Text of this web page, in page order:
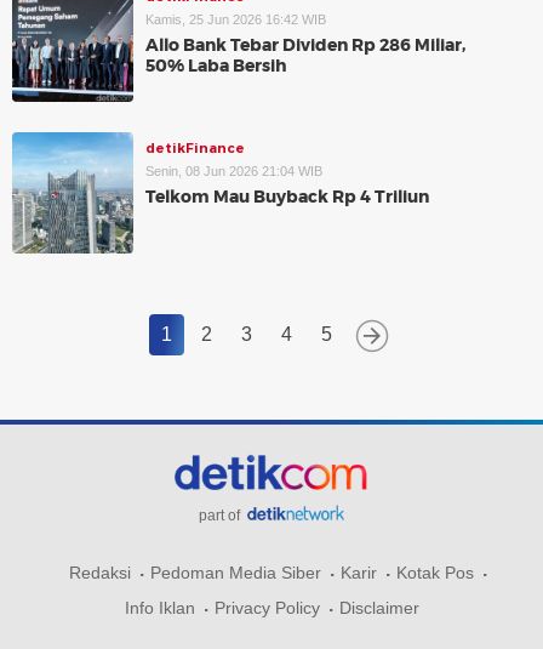
Kamis, 25 Jun 2026 16:42 WIB
Allo Bank Tebar Dividen Rp 286 Miliar,
50% Laba Bersih
detikFinance
Senin, 08 Jun 2026 21:04 WIB
Telkom Mau Buyback Rp 4 Triliun
1 2 3 4 5
part of
Redaksi Pedoman Media Siber Karir
Kotak Pos
Info Iklan
Privacy Policy Disclaimer